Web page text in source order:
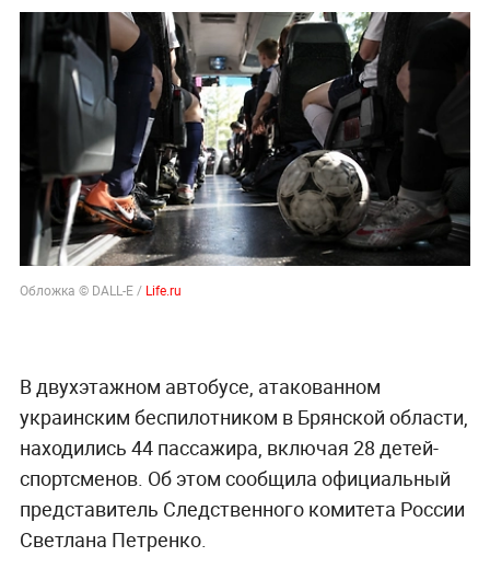
Обложка © DALL-E / Life.ru
В двухэтажном автобусе, атакованном
украинским беспилотником в Брянской области,
находились 44 пассажира, включая 28 детей-
спортсменов. Об этом сообщила официальный
представитель Следственного комитета России
Светлана Петренко.